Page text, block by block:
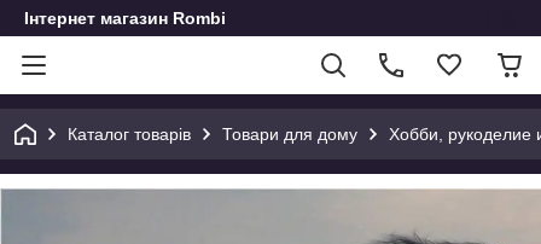
Інтернет магазин Rombi
Каталог товарів Товари для дому Хобби, рукоделие